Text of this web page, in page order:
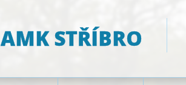
AMK STŘÍBRO